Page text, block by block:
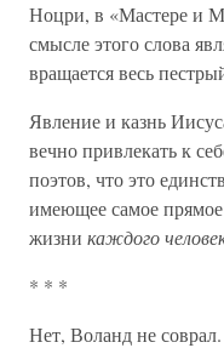
Ноцри, в «Мастере и
смысле этого слова
вращается весь
Явление и казнь
вечно привлекать к
поэтов, что это
имеющее самое
жизни каждого
* * *
Нет, Воланд не